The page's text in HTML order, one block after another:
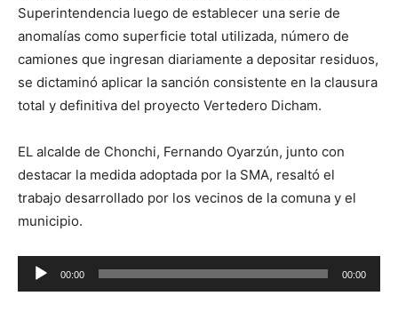
Superintendencia luego de establecer una serie de
anomalías como superficie total utilizada, número de
camiones que ingresan diariamente a depositar residuos,
se dictaminó aplicar la sanción consistente en la clausura
total y definitiva del proyecto Vertedero Dicham.
EL alcalde de Chonchi, Fernando Oyarzún, junto con
destacar la medida adoptada por la SMA, resaltó el
trabajo desarrollado por los vecinos de la comuna y el
municipio.
Reproductor
de
00:00 00:00